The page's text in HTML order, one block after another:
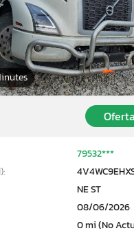
79532***
NE ST
08/06/2026
0 mi (No